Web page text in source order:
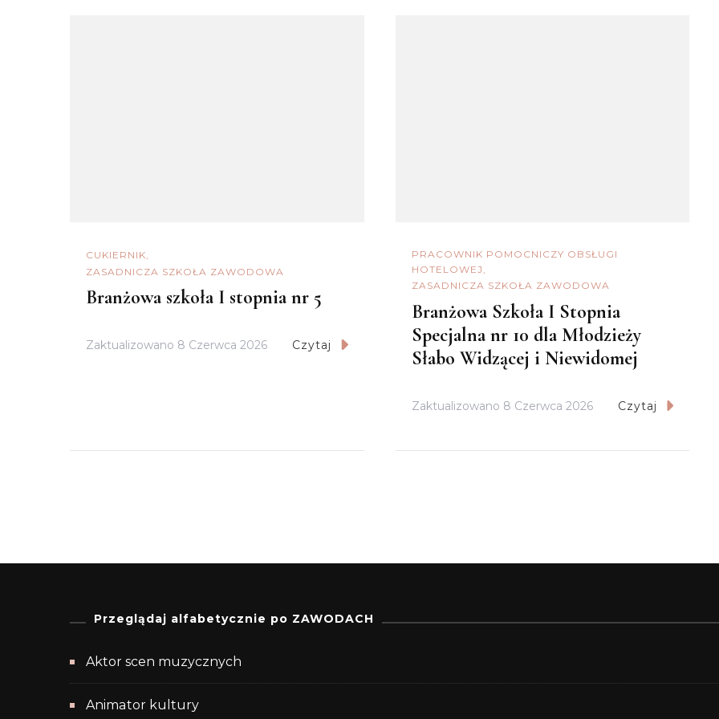
CUKIERNIK
ZASADNICZA SZKOŁA ZAWODOWA
Branżowa szkoła I stopnia nr 5
Zaktualizowano 8 Czerwca 2026 Czytaj
PRACOWNIK POMOCNICZY OBSŁUGI
HOTELOWEJ
ZASADNICZA SZKOŁA ZAWODOWA
Branżowa Szkoła I Stopnia
Specjalna nr 10 dla Młodzieży
Słabo Widzącej i Niewidomej
Zaktualizowano 8 Czerwca 2026 Czytaj
Przeglądaj alfabetycznie po ZAWODACH
Aktor scen muzycznych
Animator kultury